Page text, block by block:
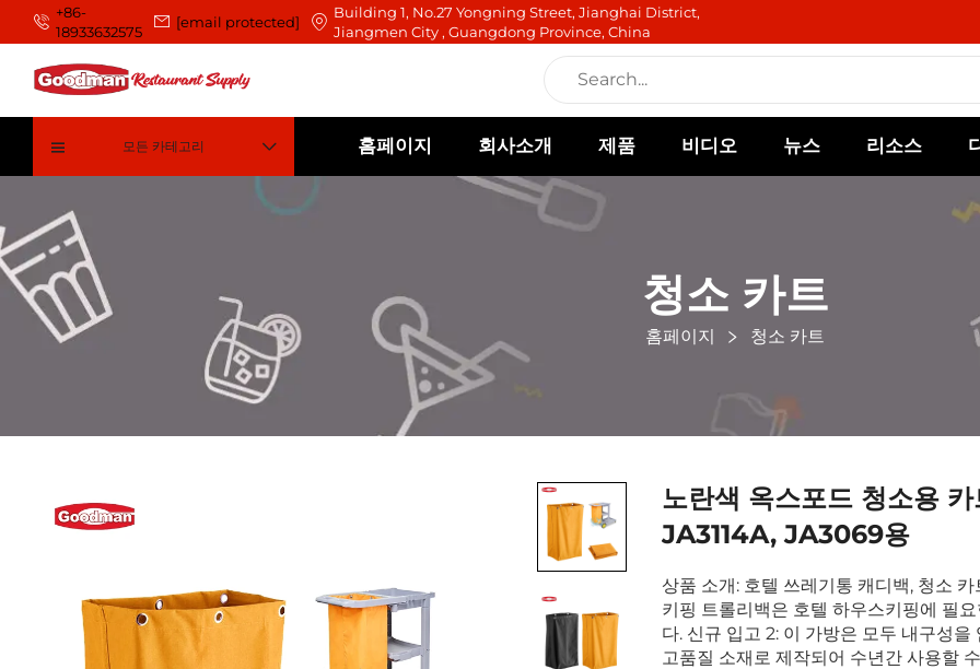
+86-
18933632575
[email protected]
Building 1, No.27 Yongning Street, Jianghai District,
Jiangmen City , Guangdong Province, China
모든 카테고리 홈페이지 회사소개 제품 비디오 뉴스 리소스
청소 카트
홈페이지 청소 카트
노란색 옥스포드 청소용
JA3114A, JA3069용
상품 소개: 호텔 쓰레기통 캐디백, 청소 카
키핑 트롤리백은 호텔 하우스키핑에 필
다. 신규 입고 2: 이 가방은 모두 내구성을
고품질 소재로 제작되어 수년간 사용할